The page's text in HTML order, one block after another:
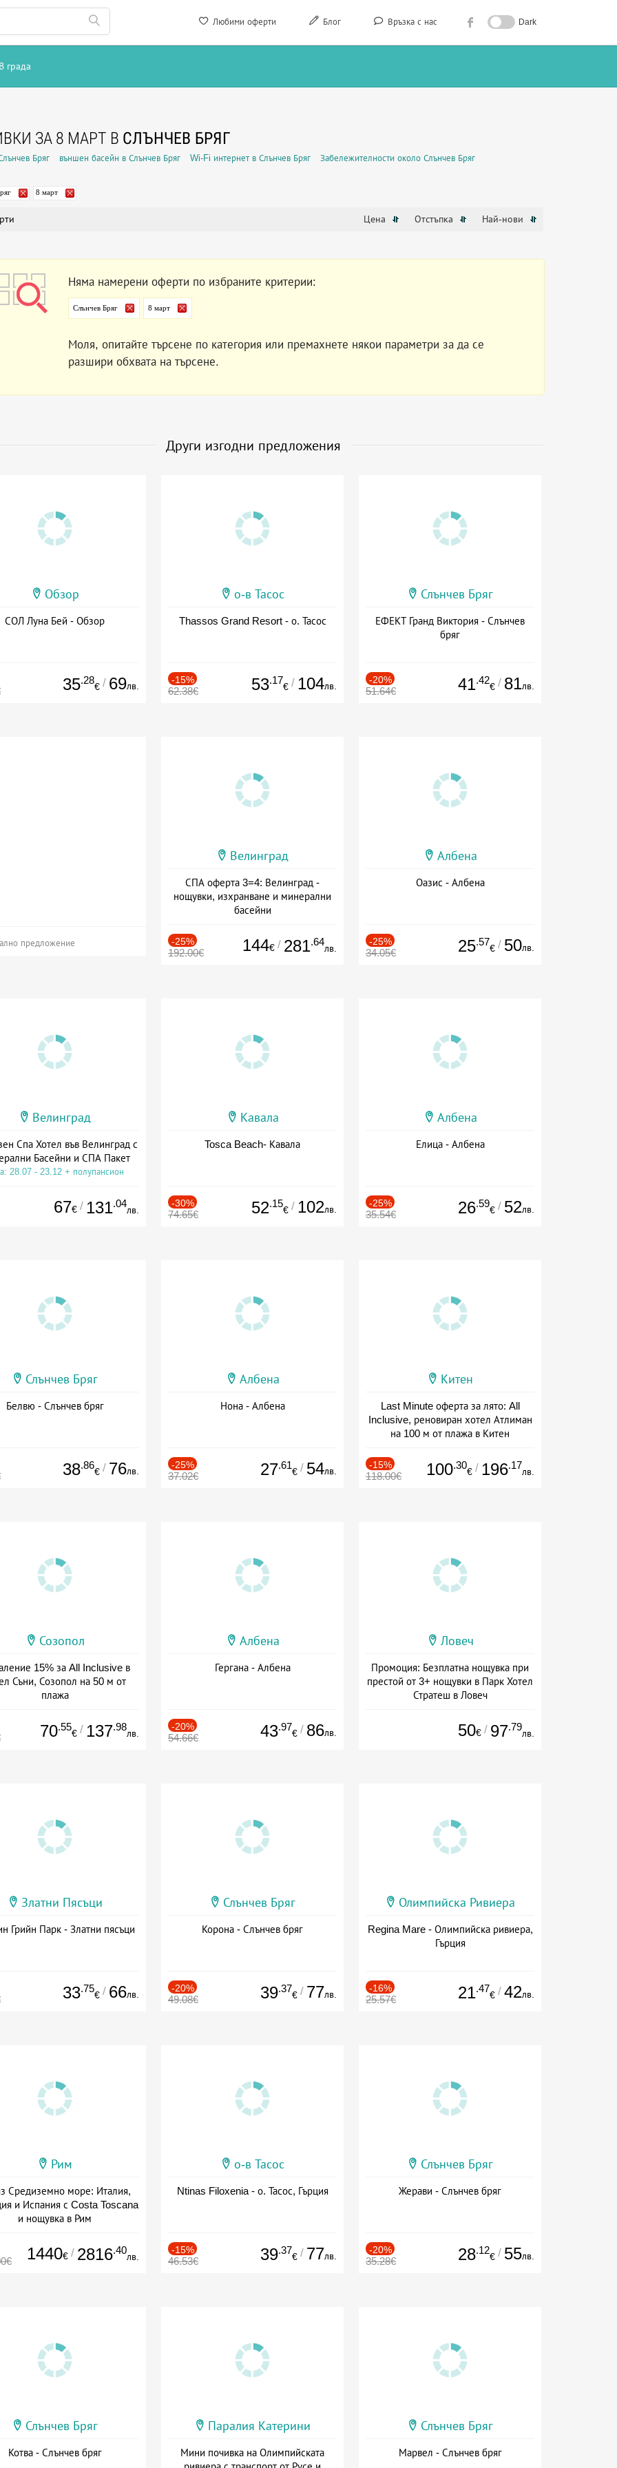
Любими оферти Блог Връзка с нас Dark
В града
ЗА 8 МАРТ В СЛЪНЧЕВ БРЯГ
Бряг външен басейн в Слънчев Бряг Wi-Fi интернет в Слънчев Бряг Забележителности около Слънчев Бряг
8 март
Цена Отстъпка Най-нови
Няма намерени оферти по избраните критерии:
Слънчев Бряг 8 март
Моля, опитайте търсене по категория или премахнете някои параметри за да се
разшири обхвата на търсене.
Други изгодни предложения
Обзор
СОЛ Луна Бей - Обзор
35.28
€ / 69лв.
о-в Тасос
Thassos Grand Resort - о. Тасос
-15%
62.38€ 53.17
€ / 104лв.
Слънчев Бряг
ЕФЕКТ Гранд Виктория - Слънчев
бряг
-20%
51.64€ 41.42
€ / 81лв.
предложение
Велинград
СПА оферта 3=4: Велинград -
нощувки, изхранване и минерални
басейни
-25%
192.00€ 144€ / 281.64
лв.
Албена
Оазис - Албена
-25%
34.05€ 25.57
€ / 50лв.
Велинград
Спа Хотел във Велинград с
Басейни и СПА Пакет
28.07 - 23.12 + полупансион
67€ / 131.04
лв.
Кавала
Tosca Beach- Кавала
-30%
74.65€ 52.15
€ / 102лв.
Албена
Елица - Албена
-25%
35.54€ 26.59
€ / 52лв.
Слънчев Бряг
Белвю - Слънчев бряг
38.86
€ / 76лв.
Албена
Нона - Албена
-25%
37.02€ 27.61
€ / 54лв.
Китен
Last Minute оферта за лято: All
Inclusive, реновиран хотел Атлиман
на 100 м от плажа в Китен
-15%
118.00€ 100.30
€ / 196.17
лв.
Созопол
15% за All Inclusive в
Съни, Созопол на 50 м от
плажа
70.55
€ / 137.98
лв.
Албена
Гергана - Албена
-20%
54.66€ 43.97
€ / 86лв.
Ловеч
Промоция: Безплатна нощувка при
престой от 3+ нощувки в Парк Хотел
Стратеш в Ловеч
50€ / 97.79
лв.
Златни Пясъци
Грийн Парк - Златни пясъци
33.75
€ / 66лв.
Слънчев Бряг
Корона - Слънчев бряг
-20%
49.08€ 39.37
€ / 77лв.
Олимпийска Ривиера
Regina Mare - Олимпийска ривиера,
Гърция
-16%
25.57€ 21.47
€ / 42лв.
Рим
Средиземно море: Италия,
и Испания с Costa Toscana
и нощувка в Рим
1440€ / 2816.40
лв.
о-в Тасос
Ntinas Filoxenia - о. Тасос, Гърция
-15%
46.53€ 39.37
€ / 77лв.
Слънчев Бряг
Жерави - Слънчев бряг
-20%
35.28€ 28.12
€ / 55лв.
Слънчев Бряг
Котва - Слънчев бряг
Паралия Катерини
Мини почивка на Олимпийската
Слънчев Бряг
Марвел - Слънчев бряг